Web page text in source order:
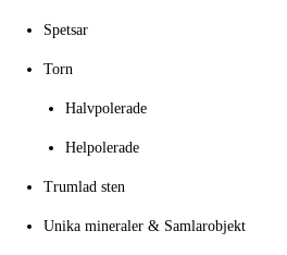
Spetsar
Torn
Halvpolerade
Helpolerade
Trumlad sten
Unika mineraler & Samlarobjekt